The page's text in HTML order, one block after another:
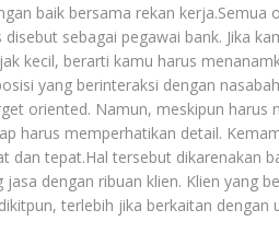
baik bersama rekan kerja.Semua
sebagai pegawai bank. Jika
kecil, berarti kamu harus
yang berinteraksi dengan
oriented. Namun, meskipun harus
harus memperhatikan detail.
dan tepat.Hal tersebut dikarenakan
dengan ribuan klien. Klien yang
terlebih jika berkaitan dengan